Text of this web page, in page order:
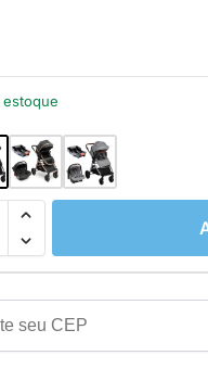
estoque